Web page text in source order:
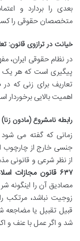
بعدی را بردارد و
متخصصان حقوقی را
خیانت در ترازوی قانون:
در نظام حقوقی ایران،
پیگیری است که هر یک
تعاریف برای زنی که
اهمیت بالایی برخوردار
رابطه نامشروع (مادون زنا)
زمانی که گفته می شود
جنسی خارج از چارچوب
از نظر شرعی و قانونی
۶۳۷ قانون مجازات اسلامی
مصادیق آن را اینگونه
زوجیت نباشد، مرتکب
قبیل تقبیل یا مضاجعه
شد و اگر عمل با عنف و